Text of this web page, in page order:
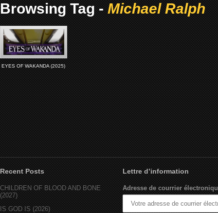
Browsing Tag -Michael Ralph
EYES OF WAKANDA (2025)
Recent Posts
CHILDREN OF BLOOD AND BONE
(2027)
IS GOD IS (2026)
Lettre d’information
Adresse de courrier